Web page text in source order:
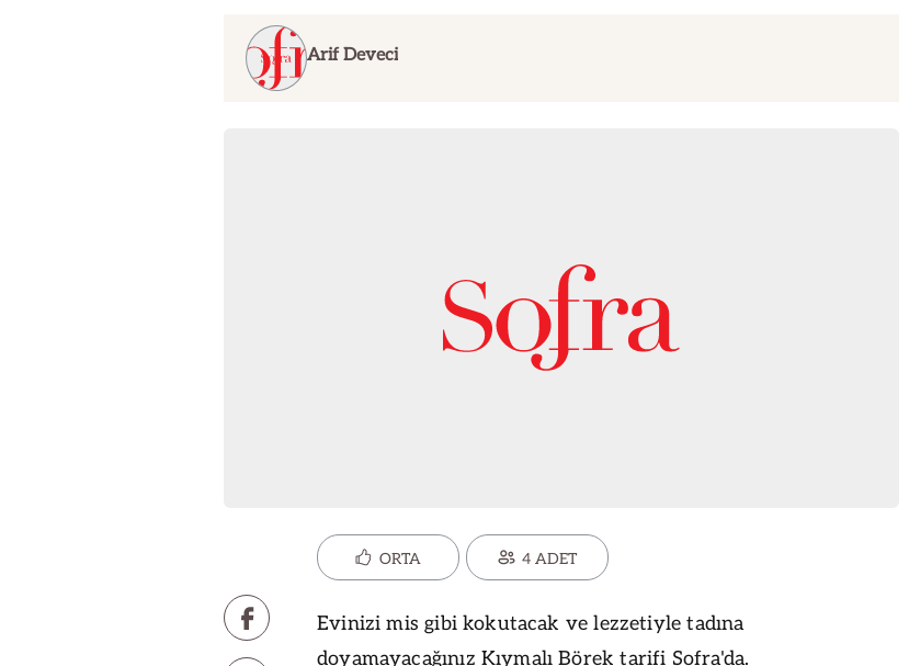
Arif Deveci
ORTA 4 ADET
Evinizi mis gibi kokutacak ve lezzetiyle tadına
doyamayacağınız Kıymalı Börek tarifi Sofra'da.